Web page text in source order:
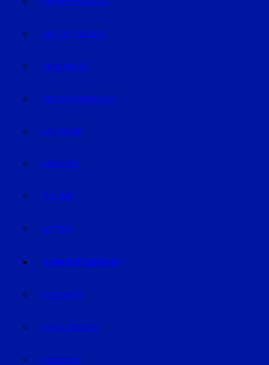
BAUEN & WOHNEN
GELD & FINANZEN
GESUNDHEIT
REISE & ERHOLUNG
LIFE-STYLE
KARRIERE
TECHNIK
WETTER
SONDERTHEMEN
PODCASTS
KIDS & TEENIES
SENIOREN